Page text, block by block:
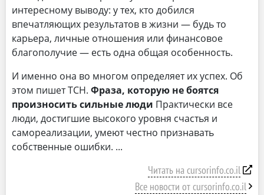
интересному выводу: у тех, кто добился
впечатляющих результатов в жизни — будь то
карьера, личные отношения или финансовое
благополучие — есть одна общая особенность.
И именно она во многом определяет их успех. Об
этом пишет ТСН. Фраза, которую не боятся
произносить сильные люди Практически все
люди, достигшие высокого уровня счастья и
самореализации, умеют честно признавать
собственные ошибки.
Читать на cursorinfo.co.il
Все новости от cursorinfo.co.il